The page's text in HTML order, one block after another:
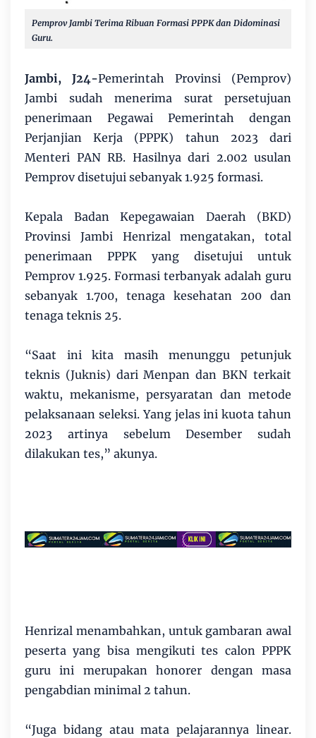
Pemprov Jambi Terima Ribuan Formasi PPPK dan Didominasi
Guru.
Jambi, J24-Pemerintah Provinsi (Pemprov)
Jambi sudah menerima surat persetujuan
penerimaan Pegawai Pemerintah dengan
Perjanjian Kerja (PPPK) tahun 2023 dari
Menteri PAN RB. Hasilnya dari 2.002 usulan
Pemprov disetujui sebanyak 1.925 formasi.
Kepala Badan Kepegawaian Daerah (BKD)
Provinsi Jambi Henrizal mengatakan, total
penerimaan PPPK yang disetujui untuk
Pemprov 1.925. Formasi terbanyak adalah guru
sebanyak 1.700, tenaga kesehatan 200 dan
tenaga teknis 25.
“Saat ini kita masih menunggu petunjuk
teknis (Juknis) dari Menpan dan BKN terkait
waktu, mekanisme, persyaratan dan metode
pelaksanaan seleksi. Yang jelas ini kuota tahun
2023 artinya sebelum Desember sudah
dilakukan tes,” akunya.
Henrizal menambahkan, untuk gambaran awal
peserta yang bisa mengikuti tes calon PPPK
guru ini merupakan honorer dengan masa
pengabdian minimal 2 tahun.
“Juga bidang atau mata pelajarannya linear.